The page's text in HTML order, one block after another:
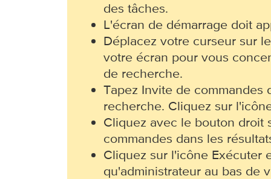
des tâches.
L'écran de démarrage doit
Déplacez votre curseur sur
votre écran pour vous
de recherche.
Tapez Invite de commandes
recherche. Cliquez sur
Cliquez avec le bouton droit
commandes dans les
Cliquez sur l'icône Exécuter
qu'administrateur au bas de